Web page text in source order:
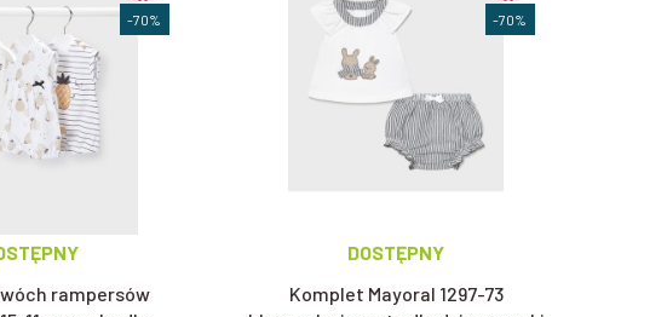
rampersów
-70%
DOSTĘPNY
Komplet Mayoral 1297-73
-70%